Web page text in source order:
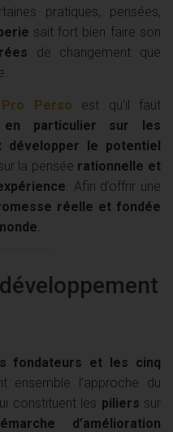
pratiques, pensées,
sait fort bien faire son
de changement que
Pro Perso est qu’il faut
en particulier sur les
développer le potentiel
la pensée rationnelle et
. Afin d’offrir une
réelle et fondée
fondateurs et les cinq
ensemble l’approche du
constituent les piliers sur
d’amélioration